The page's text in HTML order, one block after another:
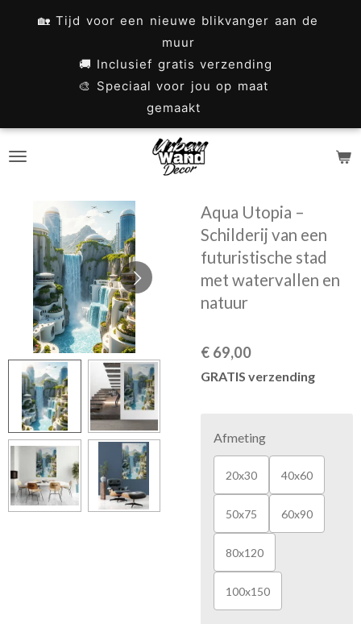
🏡 Tijd voor een nieuwe blikvanger aan de
muur
🚚 Inclusief gratis verzending
🎨 Speciaal voor jou op maat
gemaakt
Aqua Utopia –
Schilderij van een
futuristische stad
met watervallen en
natuur
€ 69,00
GRATIS verzending
Afmeting
20x30 40x60
50x75 60x90
80x120
100x150